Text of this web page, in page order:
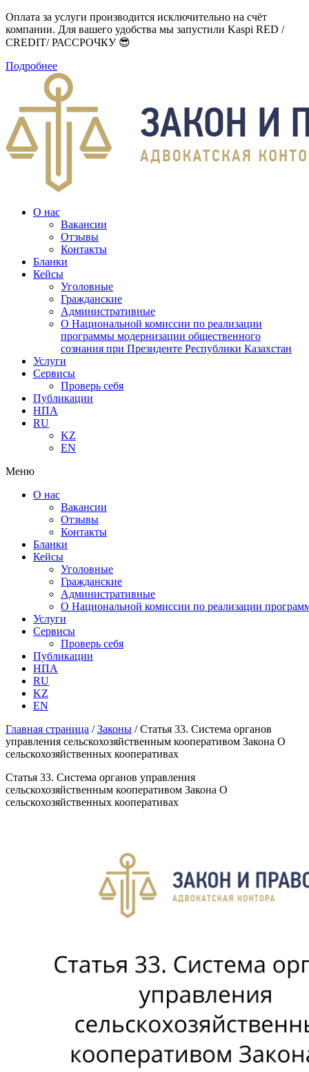
Оплата за услуги производится исключительно на счёт
компании. Для вашего удобства мы запустили Kaspi RED /
CREDIT/ РАССРОЧКУ 😎
Подробнее
О нас
Вакансии
Отзывы
Контакты
Бланки
Кейсы
Уголовные
Гражданские
Административные
О Национальной комиссии по реализации
программы модернизации общественного
сознания при Президенте Республики Казахстан
Услуги
Сервисы
Проверь себя
Публикации
НПА
RU
KZ
EN
Меню
О нас
Вакансии
Отзывы
Контакты
Бланки
Кейсы
Уголовные
Гражданские
Административные
О Национальной комиссии по реализации
Услуги
Сервисы
Проверь себя
Публикации
НПА
RU
KZ
EN
Главная страница /Законы /Статья 33. Система органов
управления сельскохозяйственным кооперативом Закона О
сельскохозяйственных кооперативах
Статья 33. Система органов управления
сельскохозяйственным кооперативом Закона О
сельскохозяйственных кооперативах